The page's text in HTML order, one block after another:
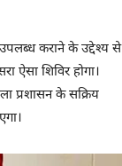
कराने के उद्देश्य से
ऐसा शिविर होगा।
प्रशासन के सक्रिय